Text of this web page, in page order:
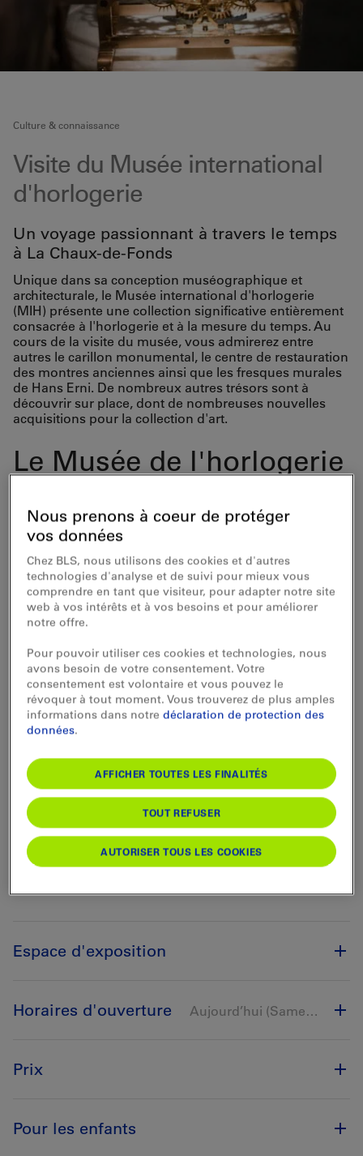
Culture & connaissance
Visite du Musée international
d'horlogerie
Un voyage passionnant à travers le temps
à La Chaux-de-Fonds
Unique dans sa conception muséographique et
architecturale, le Musée international d'horlogerie
(MIH) présente une collection significative entièrement
consacrée à l'horlogerie et à la mesure du temps. Au
cours de la visite du musée, vous admirerez entre
autres le carillon monumental, le centre de restauration
des montres anciennes ainsi que les fresques murales
de Hans Erni. De nombreux autres trésors sont à
découvrir sur place, dont de nombreuses nouvelles
acquisitions pour la collection d'art.
Le Musée de l'horlogerie
en transports publics.
Vous pouvez prendre le
train jusqu'à La Chaux-
de-Fonds. De la gare, il
n'y a qu'un court trajet à
pied jusqu'au musée.
Espace d'exposition
Horaires d'ouverture Aujourd’hui (Samedi) ouvert
Prix
Pour les enfants
Nous prenons à coeur de protéger
vos données
Chez BLS, nous utilisons des cookies et d'autres
technologies d'analyse et de suivi pour mieux vous
comprendre en tant que visiteur, pour adapter notre site
web à vos intérêts et à vos besoins et pour améliorer
notre offre.
Pour pouvoir utiliser ces cookies et technologies, nous
avons besoin de votre consentement. Votre
consentement est volontaire et vous pouvez le
révoquer à tout moment. Vous trouverez de plus amples
informations dans notredéclaration de protection des
données.
AFFICHER TOUTES LES FINALITÉS
TOUT REFUSER
AUTORISER TOUS LES COOKIES